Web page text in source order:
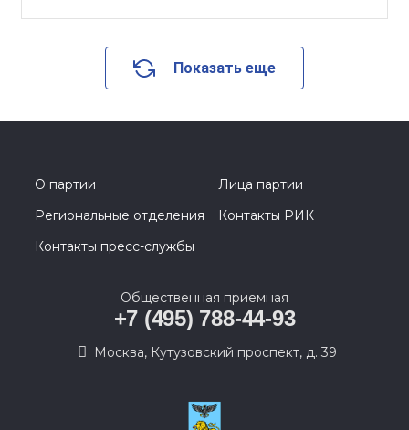
Показать еще
О партии
Лица партии
Региональные отделения
Контакты РИК
Контакты пресс-службы
Общественная приемная
+7 (495) 788-44-93
Москва, Кутузовский проспект, д. 39